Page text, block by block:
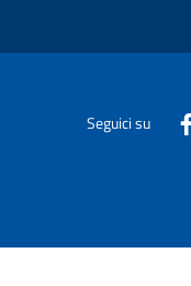
Seguici su